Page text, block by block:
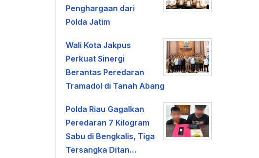
Penghargaan dari
Polda Jatim
Wali Kota Jakpus
Perkuat Sinergi
Berantas Peredaran
Tramadol di Tanah Abang
Polda Riau Gagalkan
Peredaran 7 Kilogram
Sabu di Bengkalis, Tiga
Tersangka Ditan…